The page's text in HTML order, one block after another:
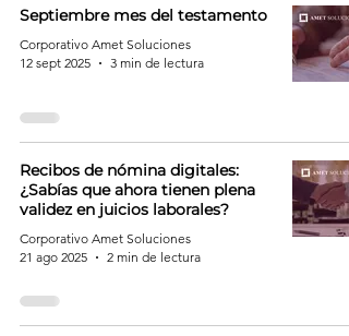
Septiembre mes del testamento
Corporativo Amet Soluciones
12 sept 2025
3 min de lectura
Recibos de nómina digitales:
¿Sabías que ahora tienen plena
validez en juicios laborales?
Corporativo Amet Soluciones
21 ago 2025
2 min de lectura